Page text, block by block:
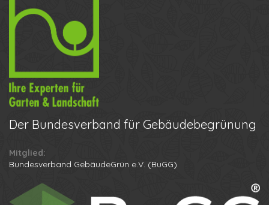
Der Bundesverband für Gebäudebegrünung
Mitglied:
Bundesverband GebäudeGrün e.V. (BuGG)